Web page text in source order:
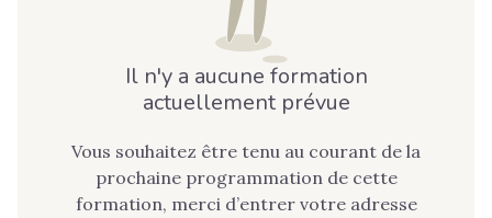
Il n'y a aucune formation
actuellement prévue
Vous souhaitez être tenu au courant de la
prochaine programmation de cette
formation, merci d’entrer votre adresse